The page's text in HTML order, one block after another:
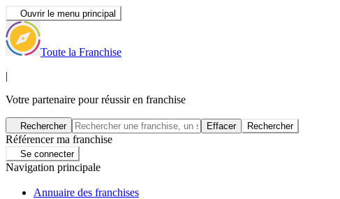
Ouvrir le menu principal
Toute la Franchise
|
Votre partenaire pour réussir en franchise
Rechercher Effacer Rechercher
Référencer ma franchise
Se connecter
Navigation principale
Annuaire des franchises